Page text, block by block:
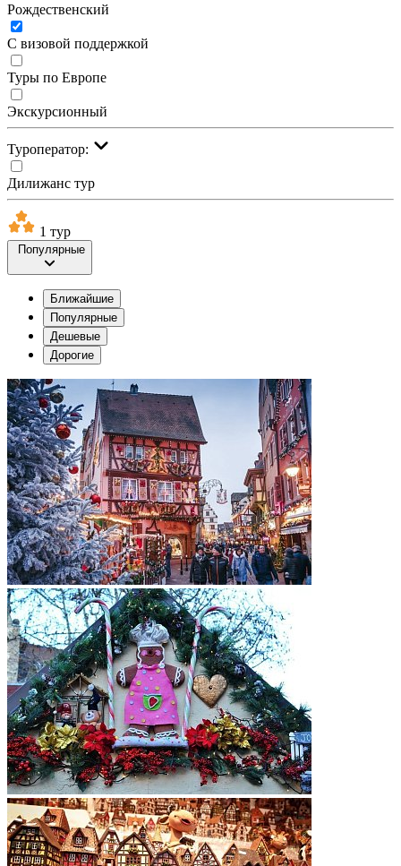
Рождественский
С визовой поддержкой
Туры по Европе
Экскурсионный
Туроператор:
Дилижанс тур
1 тур
Популярные
Ближайшие
Популярные
Дешевые
Дорогие